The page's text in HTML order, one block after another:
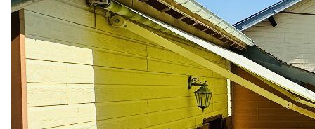
Réf : 09006353727
Maison contemporaine rénovée sur 2 périodes 80 et 2010
avec dépendance et terrain (6285m² attenant sur hameau
de montagne 09140 a 750 m déaltitude).
Pas de nuisance visueles ou sonores.
Environ 200m² habitables sur rez d chaussée et étage.
Une dépendance a usage de garages/rangement et cuisine